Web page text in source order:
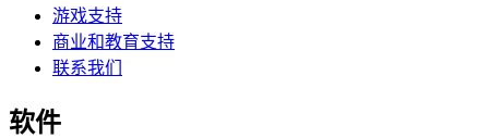
游戏支持
商业和教育支持
联系我们
软件